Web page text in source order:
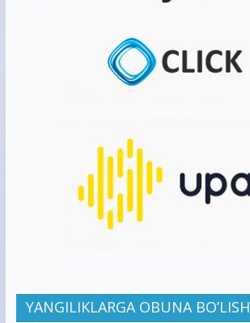
YANGILIKLARGA OBUNA BO’LISH